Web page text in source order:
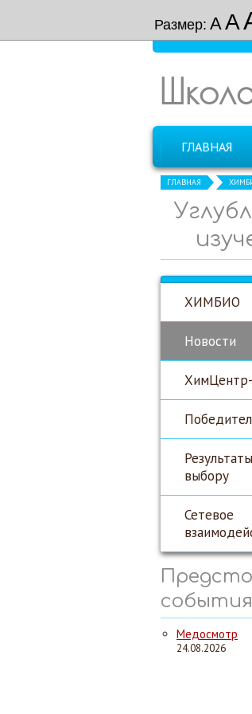
Размер: АА
ГЛАВНАЯ
ГЛАВНАЯ
ХИМБИО
Новости
выбору
Сетевое
события
Медосмотр
24.08.2026